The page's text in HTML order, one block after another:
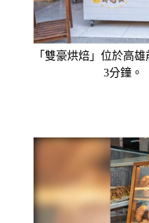
「雙豪烘焙」位於高
3分鐘。